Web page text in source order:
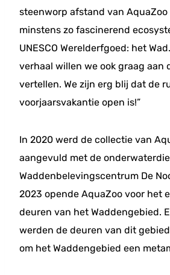
steenworp afstand van
minstens zo fascinerend
UNESCO Werelderfgoed: het
verhaal willen we ook graag aan
vertellen. We zijn erg blij dat de
voorjaarsvakantie open is!”
In 2020 werd de collectie van
aangevuld met de
Waddenbelevingscentrum De
2023 opende AquaZoo voor het
deuren van het Waddengebied.
werden de deuren van dit
om het Waddengebied een